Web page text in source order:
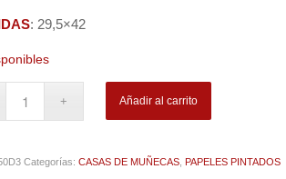
: 29,5×42
Añadir al carrito
Categorías:CASAS DE MUÑECAS PAPELES PINTADOS